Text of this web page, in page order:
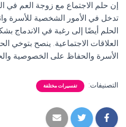
إن حلم الاجتماع مع زوجة العم في
تدخل في الأمور الشخصية للأسرة
الحلم أيضًا إلى رغبة في الاندماج
العلاقات الاجتماعية. ينصح بتوخي
الأسرة والحفاظ على الخصوصية
التصنيفات: تفسيرات مختلفة